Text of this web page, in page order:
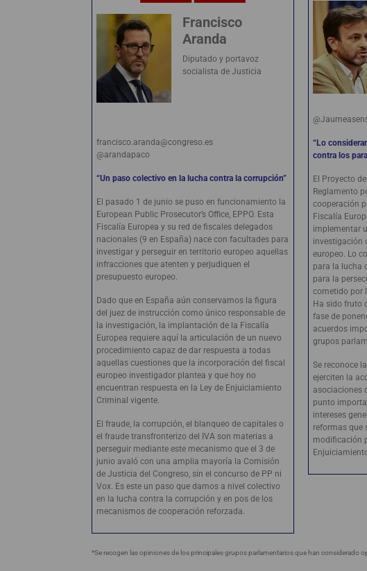
Francisco
Aranda
Diputado y portavoz
socialista de Justicia
francisco.aranda@congreso.es
@arandapaco
“Un paso colectivo en la lucha contra la corrupción”
El pasado 1 de junio se puso en funcionamiento la
European Public Prosecutor’s Office, EPPO. Esta
Fiscalía Europea y su red de fiscales delegados
nacionales (9 en España) nace con facultades para
investigar y perseguir en territorio europeo aquellas
infracciones que atenten y perjudiquen el
presupuesto europeo.
Dado que en España aún conservamos la figura
del juez de instrucción como único responsable de
la investigación, la implantación de la Fiscalía
Europea requiere aquí la articulación de un nuevo
procedimiento capaz de dar respuesta a todas
aquellas cuestiones que la incorporación del fiscal
europeo investigador plantea y que hoy no
encuentran respuesta en la Ley de Enjuiciamiento
Criminal vigente.
El fraude, la corrupción, el blanqueo de capitales o
el fraude transfronterizo del IVA son materias a
perseguir mediante este mecanismo que el 3 de
junio avaló con una amplia mayoría la Comisión
de Justicia del Congreso, sin el concurso de PP ni
Vox. Es este un paso que damos a nivel colectivo
en la lucha contra la corrupción y en pos de los
mecanismos de cooperación reforzada.
“Lo
contra los
El Proyecto
Reglamento
cooperación
Fiscalía
implementar
investigación
europeo. Lo
para la lucha
para la
cometido por
Ha sido fruto
fase de
acuerdos
grupos
Se reconoce
ejerciten la
asociaciones
punto
intereses
reformas que
modificación
*Se recogen las opiniones de los principales grupos parlamentarios que han considerado